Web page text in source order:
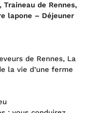
Traineau de Rennes,
lapone – Déjeuner
de Rennes, La
la vie d’une ferme